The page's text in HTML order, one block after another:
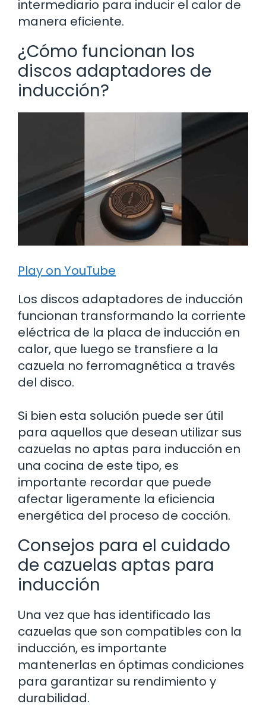
intermediario para inducir el calor de
manera eficiente.
¿Cómo funcionan los
discos adaptadores de
inducción?
Play on YouTube
Los discos adaptadores de inducción
funcionan transformando la corriente
eléctrica de la placa de inducción en
calor, que luego se transfiere a la
cazuela no ferromagnética a través
del disco.
Si bien esta solución puede ser útil
para aquellos que desean utilizar sus
cazuelas no aptas para inducción en
una cocina de este tipo, es
importante recordar que puede
afectar ligeramente la eficiencia
energética del proceso de cocción.
Consejos para el cuidado
de cazuelas aptas para
inducción
Una vez que has identificado las
cazuelas que son compatibles con la
inducción, es importante
mantenerlas en óptimas condiciones
para garantizar su rendimiento y
durabilidad.